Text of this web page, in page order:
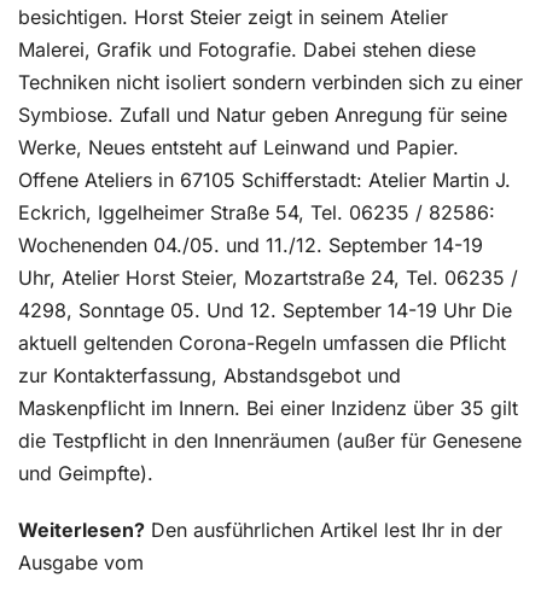
besichtigen. Horst Steier zeigt in seinem Atelier
Malerei, Grafik und Fotografie. Dabei stehen diese
Techniken nicht isoliert sondern verbinden sich zu einer
Symbiose. Zufall und Natur geben Anregung für seine
Werke, Neues entsteht auf Leinwand und Papier.
Offene Ateliers in 67105 Schifferstadt: Atelier Martin J.
Eckrich, Iggelheimer Straße 54, Tel. 06235 / 82586:
Wochenenden 04./05. und 11./12. September 14-19
Uhr, Atelier Horst Steier, Mozartstraße 24, Tel. 06235 /
4298, Sonntage 05. Und 12. September 14-19 Uhr Die
aktuell geltenden Corona-Regeln umfassen die Pflicht
zur Kontakterfassung, Abstandsgebot und
Maskenpflicht im Innern. Bei einer Inzidenz über 35 gilt
die Testpflicht in den Innenräumen (außer für Genesene
und Geimpfte).
Weiterlesen? Den ausführlichen Artikel lest Ihr in der
Ausgabe vom